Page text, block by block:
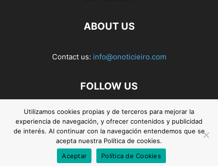
ABOUT US
Contact us: info@onoticieiro.com
FOLLOW US
© 2026. O Noticieiro
Utilizamos cookies propias y de terceros para mejorar la
experiencia de navegación, y ofrecer contenidos y publicidad
de interés. Al continuar con la navegación entendemos que se
acepta nuestra Política de cookies.
Aceptar
Política de Cookies